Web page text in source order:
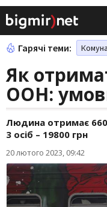
Гарячі теми:
Як
ООН:
Людина отримає
3 осіб – 19800 грн
20 лютого 2023, 09:42